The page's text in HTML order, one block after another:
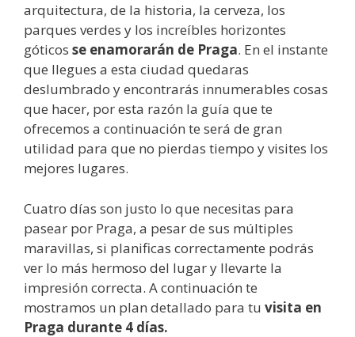
arquitectura, de la historia, la cerveza, los
parques verdes y los increíbles horizontes
góticos se enamorarán de Praga. En el instante
que llegues a esta ciudad quedaras
deslumbrado y encontrarás innumerables cosas
que hacer, por esta razón la guía que te
ofrecemos a continuación te será de gran
utilidad para que no pierdas tiempo y visites los
mejores lugares.
Cuatro días son justo lo que necesitas para
pasear por Praga, a pesar de sus múltiples
maravillas, si planificas correctamente podrás
ver lo más hermoso del lugar y llevarte la
impresión correcta. A continuación te
mostramos un plan detallado para tu visita en
Praga durante 4 días.